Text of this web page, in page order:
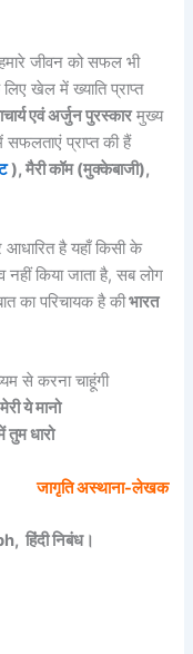
जीवन को सफल भी
खेल में ख्याति प्राप्त
एवं अर्जुन पुरस्कारमुख्य
प्राप्त की हैं
), मैरी कॉम (मुक्केबाजी),
आधारित है यहाँ किसी के
नहीं किया जाता है, सब लोग
का परिचायक है कीभारत
से करना चाहूंगी
ये मानो
धारो
जागृति अस्थाना-लेखक
हिंदी निबंध।